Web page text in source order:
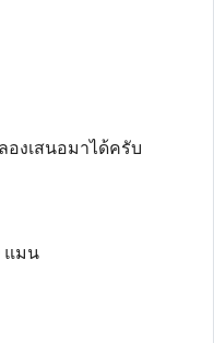
องเสนอมาได้ครับ
แมน